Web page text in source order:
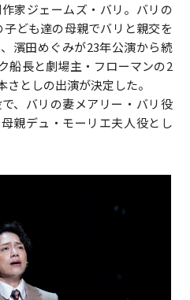
家ジェームズ・バリ。バリの
ども達の母親でバリと親交を
濱田めぐみが23年公演から続
船長と劇場主・フローマンの2
としの出演が決定した。
、バリの妻メアリー・バリ役
親デュ・モーリエ夫人役とし